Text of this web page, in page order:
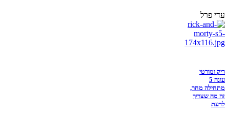
עדי פרל
ריק ומורטי
עונה 5
מתחילה מחר,
זה מה שצריך
לדעת